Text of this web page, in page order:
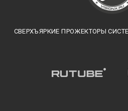
СВЕРХЪЯРКИЕ ПРОЖЕКТОРЫ